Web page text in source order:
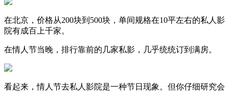
在北京，价格从200块到500块，单间规格在10平左右的私人影
院有成百上千家。
在情人节当晚，排行靠前的几家私影，几乎统统订到满房。
看起来，情人节去私人影院是一种节日现象。但你仔细研究会